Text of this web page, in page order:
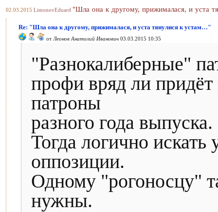
02.03.2015 LimonovEduard "Шла она к другому, прижималася, и уста
Re: "Шла она к другому, прижималася, и уста тянулися к устам…"
от Леонов Анатолий Иванович 03.03.2015 10:35
"Разнокалиберные"
профи вряд ли придёт
патроны
разного года выпуска.
Тогда логично
оппозиции.
Одному "рогоносцу"
нужны.